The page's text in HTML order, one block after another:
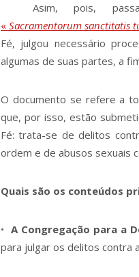
Asim, pois,
« Sacramentorum sanctitatis
Fé, julgou necessário
algumas de suas partes, a
O documento se refere a
que, por isso, estão
Fé: trata-se de delitos
ordem e de abusos sexuais
Quais são os conteúdos
• A Congregação para a
para julgar os delitos contra